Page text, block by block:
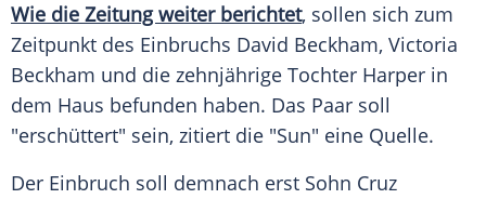
Wie die Zeitung weiter berichtet, sollen sich zum
Zeitpunkt des Einbruchs David Beckham, Victoria
Beckham und die zehnjährige Tochter Harper in
dem Haus befunden haben. Das Paar soll
"erschüttert" sein, zitiert die "Sun" eine Quelle.
Der Einbruch soll demnach erst Sohn Cruz